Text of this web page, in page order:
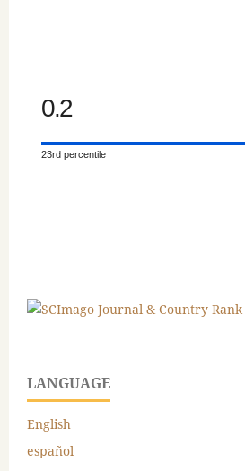
0.2
23rd percentile
LANGUAGE
English
español